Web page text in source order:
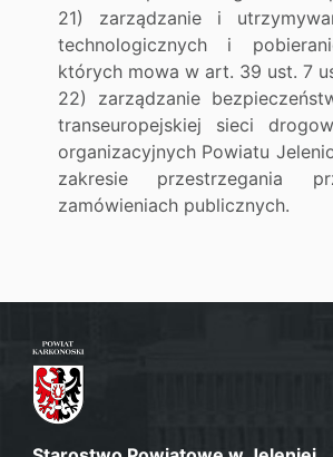
21) zarządzanie i
technologicznych i
których mowa w art. 39 ust. 7
22) zarządzanie
transeuropejskiej sieci
organizacyjnych Powiatu
zakresie przestrzegania
zamówieniach publicznych.